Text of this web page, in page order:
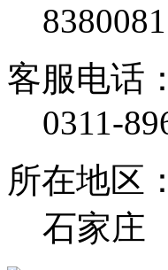
客服电话：
0311-
所在地区：
石家庄